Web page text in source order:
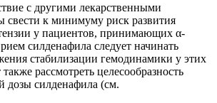
с другими лекарственными
свести к минимуму риск развития
у пациентов, принимающих α-
силденафила следует начинать
стабилизации гемодинамики у этих
рассмотреть целесообразность
дозы силденафила (см.